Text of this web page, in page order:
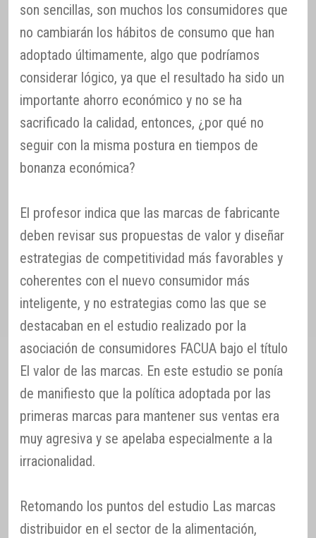
son sencillas, son muchos los consumidores que
no cambiarán los hábitos de consumo que han
adoptado últimamente, algo que podríamos
considerar lógico, ya que el resultado ha sido un
importante ahorro económico y no se ha
sacrificado la calidad, entonces, ¿por qué no
seguir con la misma postura en tiempos de
bonanza económica?
El profesor indica que las marcas de fabricante
deben revisar sus propuestas de valor y diseñar
estrategias de competitividad más favorables y
coherentes con el nuevo consumidor más
inteligente, y no estrategias como las que se
destacaban en el estudio realizado por la
asociación de consumidores FACUA bajo el título
El valor de las marcas. En este estudio se ponía
de manifiesto que la política adoptada por las
primeras marcas para mantener sus ventas era
muy agresiva y se apelaba especialmente a la
irracionalidad.
Retomando los puntos del estudio Las marcas
distribuidor en el sector de la alimentación,